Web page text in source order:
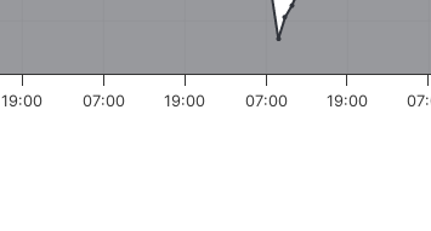
19:00 07:00 19:00 07:00 19:00